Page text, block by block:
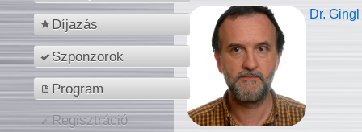
Díjazás
Szponzorok
Program
Regisztráció
Dr.